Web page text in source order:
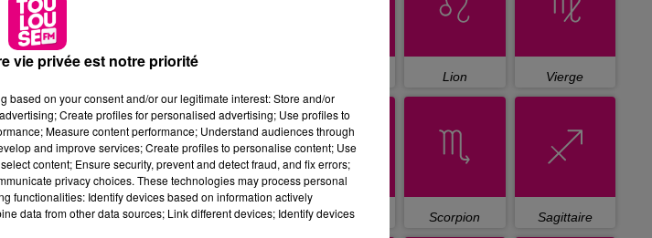
Lion Vierge
Balance Scorpion Sagittaire
vie privée est notre priorité
based on your consent and/or our legitimate interest: Store and/or
Create profiles for personalised advertising; Use profiles to
Measure content performance; Understand audiences through
and improve services; Create profiles to personalise content; Use
content; Ensure security, prevent and detect fraud, and fix errors;
privacy choices. These technologies may process personal
functionalities: Identify devices based on information actively
data from other data sources; Link different devices; Identify devices